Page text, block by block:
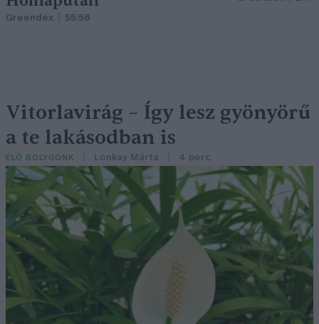
Greendex 55:58
Vitorlavirág – Így lesz gyönyörű
a te lakásodban is
ÉLŐ BOLYGÓNK Lonkay Márta 4 perc